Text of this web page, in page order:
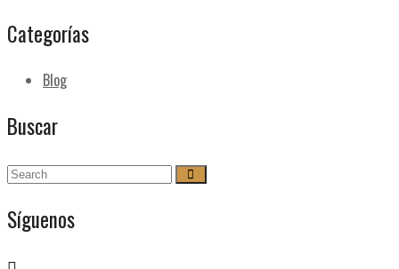
Categorías
Blog
Buscar
Síguenos